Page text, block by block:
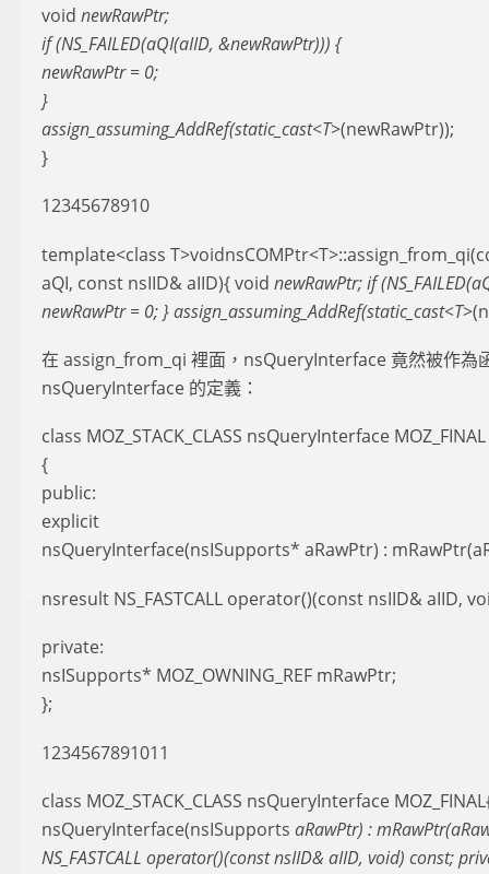
void newRawPtr;
if (NS_FAILED(aQI(aIID, &newRawPtr))) {
newRawPtr = 0;
}
assign_assuming_AddRef(static_cast<T>(newRawPtr));
}
12345678910
template<class
aQI, const nsIID& aIID){ void newRawPtr; if
newRawPtr = 0; } assign_assuming_AddRef(static_cast<T
在 assign_from_qi 裡面，nsQueryInterface 竟然被作為
nsQueryInterface 的定義：
class MOZ_STACK_CLASS nsQueryInterface MOZ_FINAL
{
public:
explicit
nsQueryInterface(nsISupports* aRawPtr) :
nsresult NS_FASTCALL operator()(const nsIID& aIID,
private:
nsISupports* MOZ_OWNING_REF mRawPtr;
};
1234567891011
class MOZ_STACK_CLASS nsQueryInterface
nsQueryInterface(nsISupports aRawPtr) :
NS_FASTCALL operator()(const nsIID& aIID, void) const;